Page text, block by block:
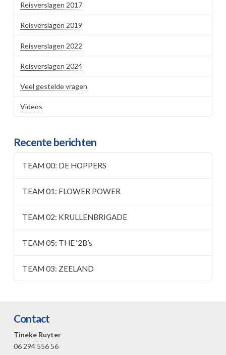
Reisverslagen 2017
Reisverslagen 2019
Reisverslagen 2022
Reisverslagen 2024
Veel gestelde vragen
Videos
Recente berichten
TEAM 00: DE HOPPERS
TEAM 01: FLOWER POWER
TEAM 02: KRULLENBRIGADE
TEAM 05: THE ‘2B’s
TEAM 03: ZEELAND
Contact
Tineke Ruyter
06 294 556 56